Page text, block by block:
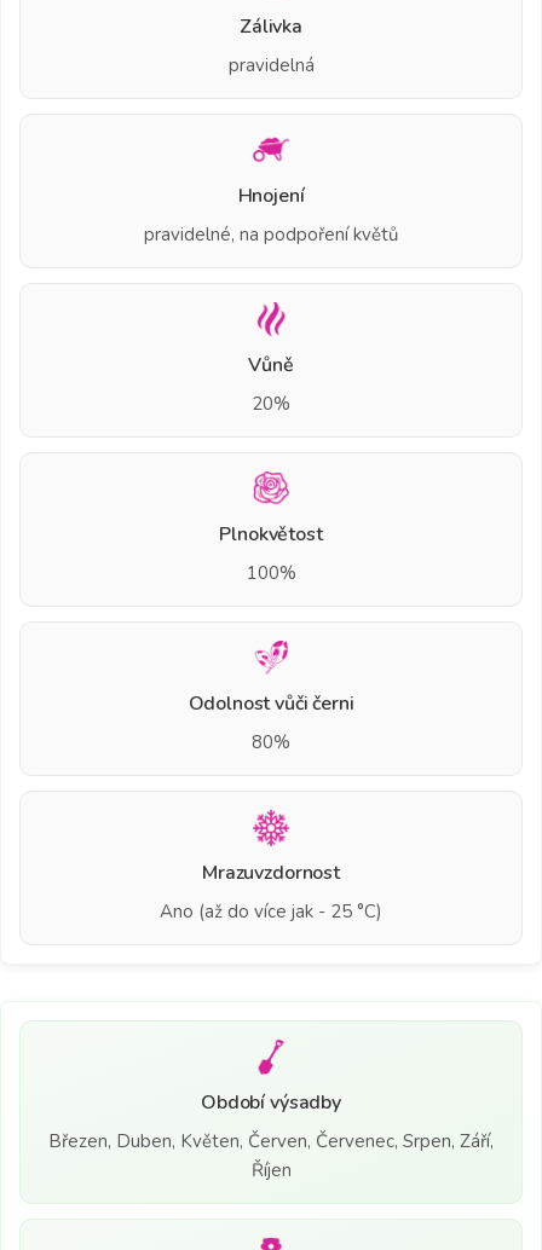
Zálivka
pravidelná
Hnojení
pravidelné, na podpoření květů
Vůně
20%
Plnokvětost
100%
Odolnost vůči černi
80%
Mrazuvzdornost
Ano (až do více jak - 25 °C)
Období výsadby
Březen, Duben, Květen, Červen, Červenec, Srpen, Září,
Říjen